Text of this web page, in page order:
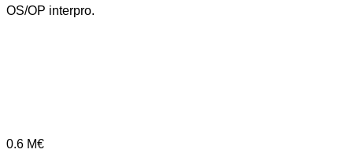
OS/OP interpro.
0.6 M€